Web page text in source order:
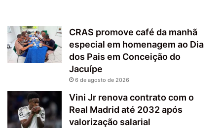
CRAS promove café da manhã
especial em homenagem ao Dia
dos Pais em Conceição do
Jacuípe
6 de agosto de 2026
Vini Jr renova contrato com o
Real Madrid até 2032 após
valorização salarial